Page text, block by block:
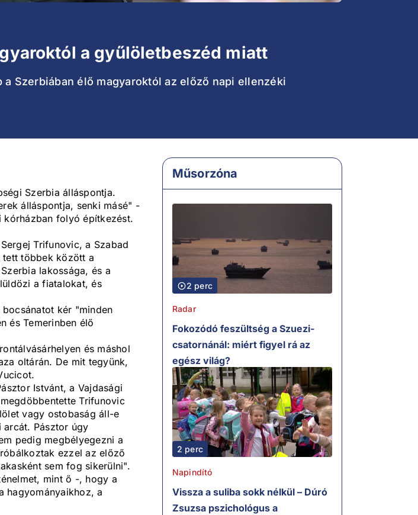
a gyűlöletbeszéd miatt
Szerbiában élő magyaroktól az előző napi ellenzéki
Szerbia álláspontja.
álláspontja, senki másé" -
folyó építkezést.
Trifunovic, a Szabad
tett többek között a
lakossága, és a
a fiatalokat, és
kér "minden
és Temerinben élő
és máshol
oltárán. De mit tegyünk,
Istvánt, a Vajdasági
Trifunovic
vagy ostobaság áll-e
Pásztor úgy
pedig megbélyegezni a
ezzel az előző
sem fog sikerülni".
mint ő -, hogy a
hagyományaikhoz, a
Műsorzóna
2 perc
Radar
Fokozódó feszültség a Szuezi-
csatornánál: miért figyel rá az
egész világ?
2 perc
Napindító
Vissza a suliba sokk nélkül – Dúró
Zsuzsa pszichológus a